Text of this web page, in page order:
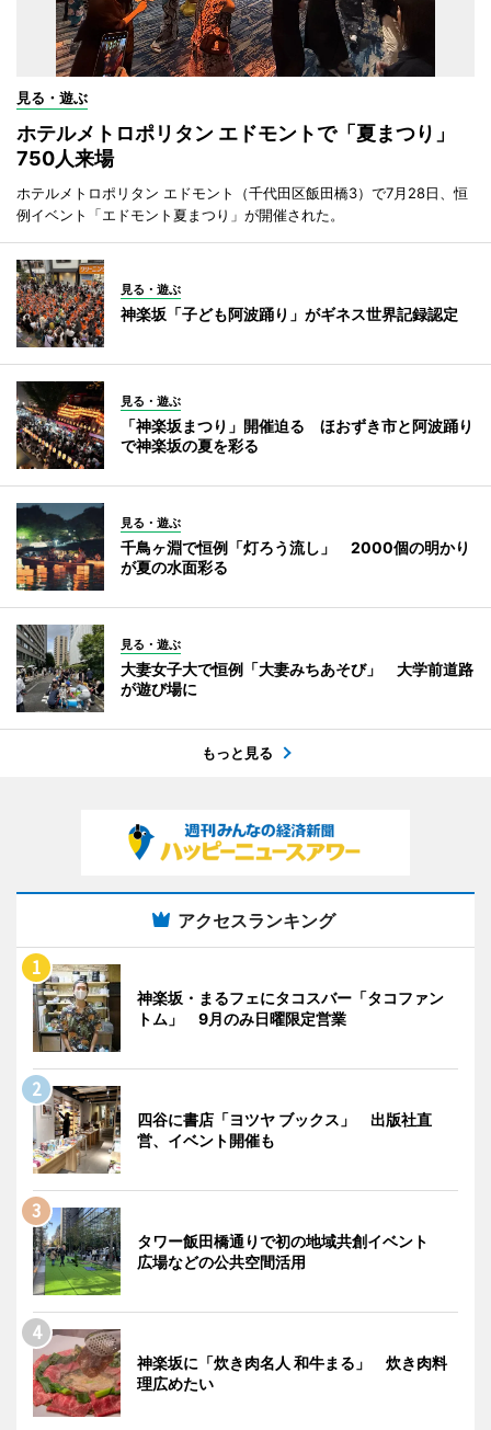
見る・遊ぶ
ホテルメトロポリタン エドモントで「夏まつり」
750人来場
ホテルメトロポリタン エドモント（千代田区飯田橋3）で7月28日、恒
例イベント「エドモント夏まつり」が開催された。
見る・遊ぶ
神楽坂「子ども阿波踊り」がギネス世界記録認定
見る・遊ぶ
「神楽坂まつり」開催迫る ほおずき市と阿波踊り
で神楽坂の夏を彩る
見る・遊ぶ
千鳥ヶ淵で恒例「灯ろう流し」 2000個の明かり
が夏の水面彩る
見る・遊ぶ
大妻女子大で恒例「大妻みちあそび」 大学前道路
が遊び場に
もっと見る
アクセスランキング
神楽坂・まるフェにタコスバー「タコファン
トム」 9月のみ日曜限定営業
四谷に書店「ヨツヤ ブックス」 出版社直
営、イベント開催も
タワー飯田橋通りで初の地域共創イベント
広場などの公共空間活用
神楽坂に「炊き肉名人 和牛まる」 炊き肉料
理広めたい